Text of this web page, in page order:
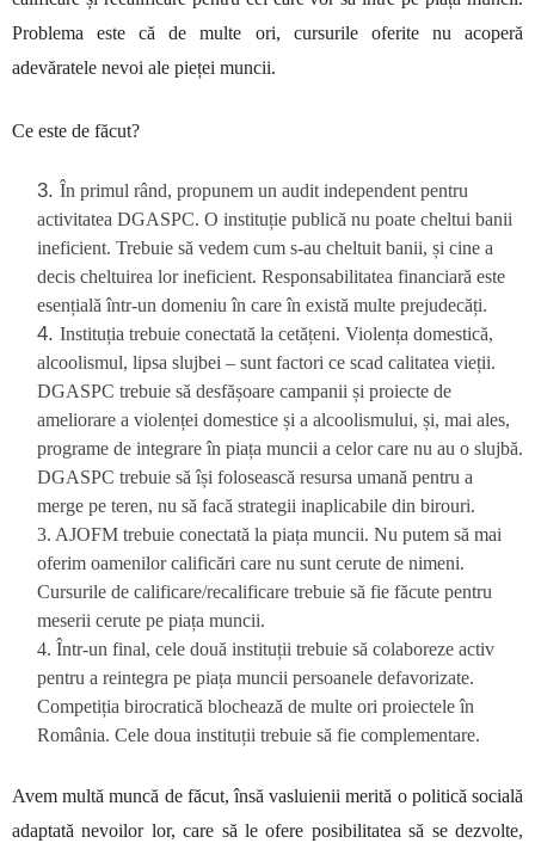
Problema este că de multe ori, cursurile oferite nu acoperă
adevăratele nevoi ale pieței muncii.
Ce este de făcut?
În primul rând, propunem un audit independent pentru
activitatea DGASPC. O instituție publică nu poate cheltui banii
ineficient. Trebuie să vedem cum s-au cheltuit banii, și cine a
decis cheltuirea lor ineficient. Responsabilitatea financiară este
esențială într-un domeniu în care în există multe prejudecăți.
Instituția trebuie conectată la cetățeni. Violența domestică,
alcoolismul, lipsa slujbei – sunt factori ce scad calitatea vieții.
DGASPC trebuie să desfășoare campanii și proiecte de
ameliorare a violenței domestice și a alcoolismului, și, mai ales,
programe de integrare în piața muncii a celor care nu au o slujbă.
DGASPC trebuie să își folosească resursa umană pentru a
merge pe teren, nu să facă strategii inaplicabile din birouri.
3. AJOFM trebuie conectată la piața muncii. Nu putem să mai
oferim oamenilor calificări care nu sunt cerute de nimeni.
Cursurile de calificare/recalificare trebuie să fie făcute pentru
meserii cerute pe piața muncii.
4. Într-un final, cele două instituții trebuie să colaboreze activ
pentru a reintegra pe piața muncii persoanele defavorizate.
Competiția birocratică blochează de multe ori proiectele în
România. Cele doua instituții trebuie să fie complementare.
Avem multă muncă de făcut, însă vasluienii merită o politică socială
adaptată nevoilor lor, care să le ofere posibilitatea să se dezvolte,